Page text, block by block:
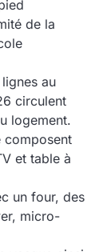
de la
au
circulent
logement.
composent
et table à
un four, des
micro-